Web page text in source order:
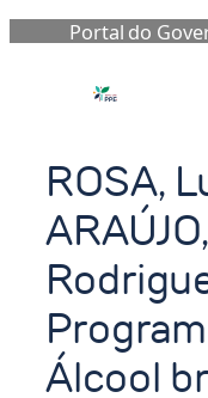
Portal do
ROSA,
Álcool